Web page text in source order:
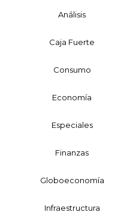
Análisis
Caja Fuerte
Consumo
Economía
Especiales
Finanzas
Globoeconomía
Infraestructura